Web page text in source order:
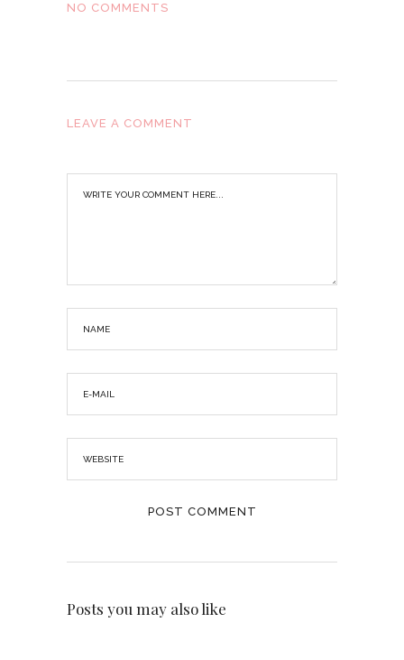
NO COMMENTS
LEAVE A COMMENT
Posts you may also like